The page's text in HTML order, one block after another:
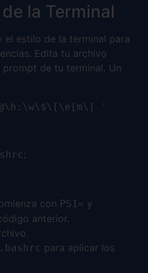
la Terminal
el estilo de la terminal para
Edita tu archivo
prompt de tu terminal. Un
'
:
con PS1= y
anterior.
para aplicar los